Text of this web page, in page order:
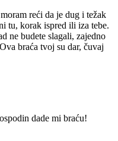
reći da je dug i težak
tu, korak ispred ili iza tebe.
ne budete slagali, zajedno
braća tvoj su dar, čuvaj
dade mi braću!